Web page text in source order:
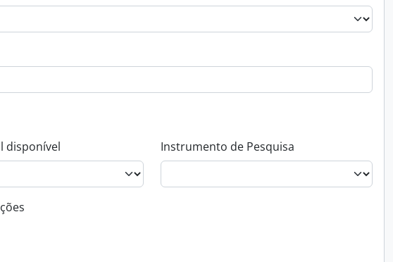
disponível Instrumento de Pesquisa